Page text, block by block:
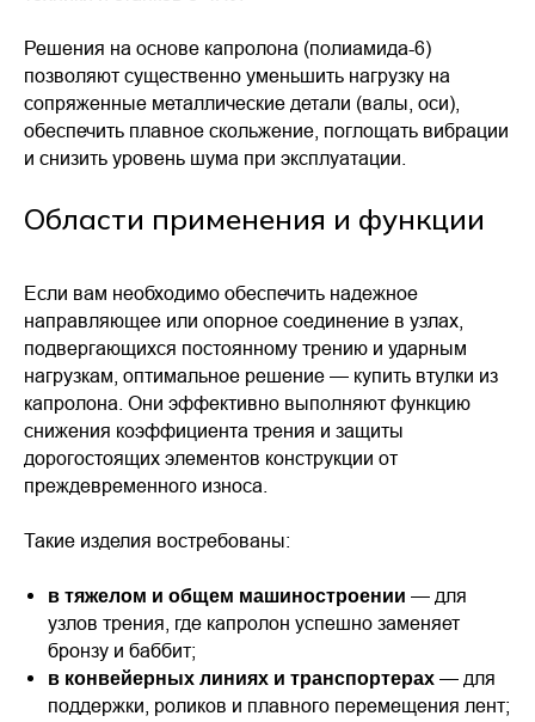
Решения на основе капролона (полиамида-6)
позволяют существенно уменьшить нагрузку на
сопряженные металлические детали (валы, оси),
обеспечить плавное скольжение, поглощать вибрации
и снизить уровень шума при эксплуатации.
Области применения и функции
Если вам необходимо обеспечить надежное
направляющее или опорное соединение в узлах,
подвергающихся постоянному трению и ударным
нагрузкам, оптимальное решение — купить втулки из
капролона. Они эффективно выполняют функцию
снижения коэффициента трения и защиты
дорогостоящих элементов конструкции от
преждевременного износа.
Такие изделия востребованы:
в тяжелом и общем машиностроении — для
узлов трения, где капролон успешно заменяет
бронзу и баббит;
в конвейерных линиях и транспортерах — для
поддержки, роликов и плавного перемещения лент;